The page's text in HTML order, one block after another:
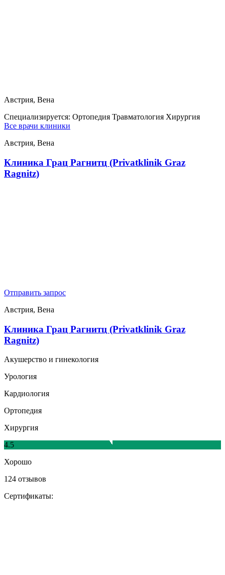
Австрия, Вена
Специализируется: Ортопедия Травматология Хирургия
Все врачи клиники
Австрия, Вена
Клиника Грац Рагнитц (Privatklinik Graz
Ragnitz)
Отправить запрос
Австрия, Вена
Клиника Грац Рагнитц (Privatklinik Graz
Ragnitz)
Акушерство и гинекология
Урология
Кардиология
Ортопедия
Хирургия
4.5
Хорошо
124 отзывов
Сертификаты: